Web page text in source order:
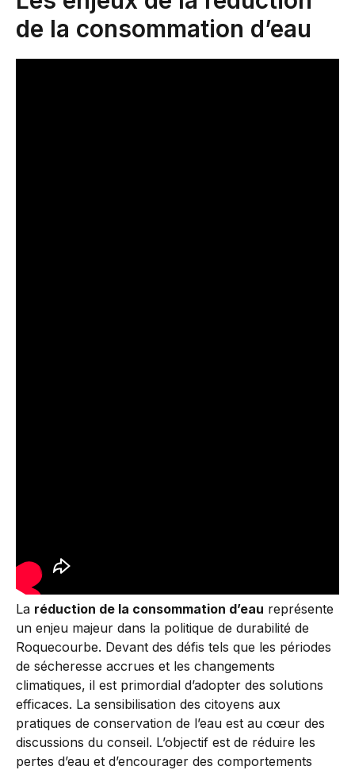
de la consommation d’eau
La réduction de la consommation d’eau représente
un enjeu majeur dans la politique de durabilité de
Roquecourbe. Devant des défis tels que les périodes
de sécheresse accrues et les changements
climatiques, il est primordial d’adopter des solutions
efficaces. La sensibilisation des citoyens aux
pratiques de conservation de l’eau est au cœur des
discussions du conseil. L’objectif est de réduire les
pertes d’eau et d’encourager des comportements